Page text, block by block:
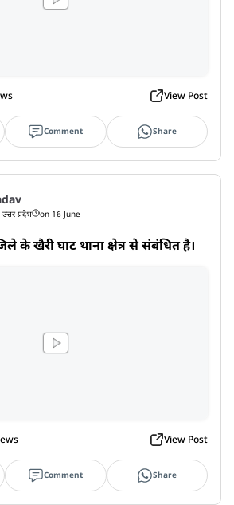
View Post
Comment Share
प्रदेश on 16 June
के खैरी घाट थाना क्षेत्र से संबंधित है।
View Post
Comment Share